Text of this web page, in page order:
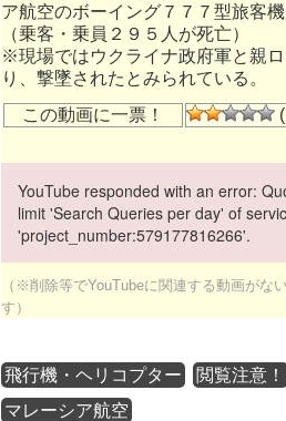
ア航空のボーイング７７７型旅客機
（乗客・乗員２９５人が死亡）
※現場ではウクライナ政府軍と親
り、撃墜されたとみられている。
この動画に一票！
(
YouTube responded with an error:
limit 'Search Queries per day' of
'project_number:579177816266'.
（※削除等でYouTubeに関連する動画がな
す）
飛行機・ヘリコプター 閲覧注意！
マレーシア航空